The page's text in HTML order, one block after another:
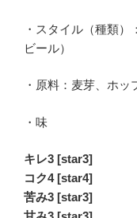
・スタイル（種類）：
ビール）
・原料：麦芽、ホッ
・味
キレ3 [star3]
コク4 [star4]
苦み3 [star3]